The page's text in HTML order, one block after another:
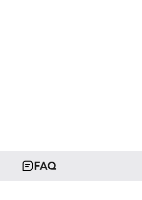
FAQ